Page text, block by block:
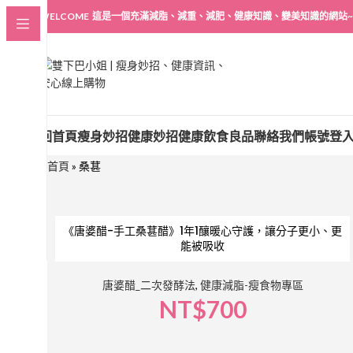
WELCOME 這是一個充滿減脂、減重、減肥、健康知識、變美知識的網站~
回首頁瘦身妙招健康妙招健康飲食良品聯絡我們帳號登
首頁 » 桑葚
《唐婆醋-手工桑葚醋》1年1釀暖心守護，讓分子更小、更
能被吸收
唐婆醋_二次發酵法, 健康減脂-瘦食物專區
NT$700